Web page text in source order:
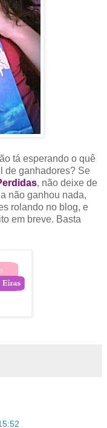
tá esperando o quê
de ganhadores? Se
, não deixe de
não ganhou nada,
rolando no blog, e
em breve. Basta